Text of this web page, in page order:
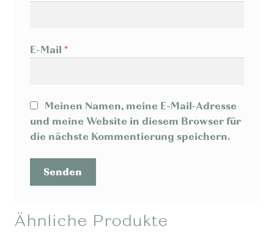
E-Mail *
Meinen Namen, meine E-Mail-Adresse
und meine Website in diesem Browser für
die nächste Kommentierung speichern.
Ähnliche Produkte